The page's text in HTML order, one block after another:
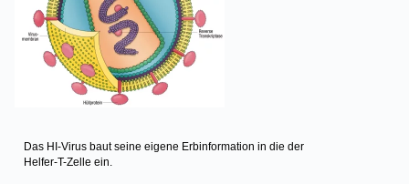
Das HI-Virus baut seine eigene Erbinformation in die der
Helfer-T-Zelle ein.